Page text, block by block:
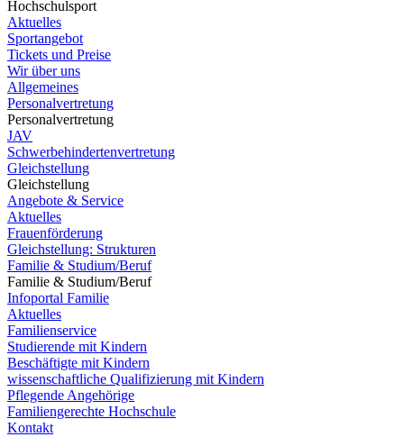
Hochschulsport
Aktuelles
Sportangebot
Tickets und Preise
Wir über uns
Allgemeines
Personalvertretung
Personalvertretung
JAV
Schwerbehindertenvertretung
Gleichstellung
Gleichstellung
Angebote & Service
Aktuelles
Frauenförderung
Gleichstellung: Strukturen
Familie & Studium/Beruf
Familie & Studium/Beruf
Infoportal Familie
Aktuelles
Familienservice
Studierende mit Kindern
Beschäftigte mit Kindern
wissenschaftliche Qualifizierung mit Kindern
Pflegende Angehörige
Familiengerechte Hochschule
Kontakt